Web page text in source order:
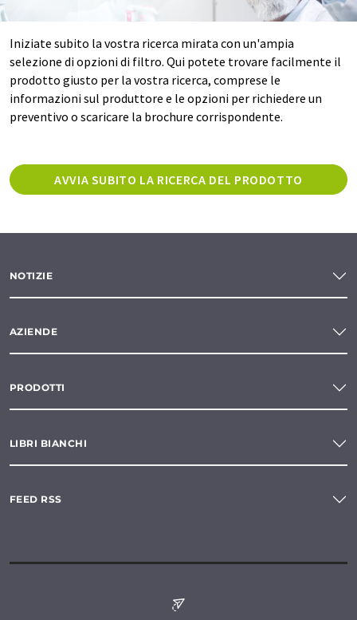
Iniziate subito la vostra ricerca mirata con un'ampia
selezione di opzioni di filtro. Qui potete trovare facilmente il
prodotto giusto per la vostra ricerca, comprese le
informazioni sul produttore e le opzioni per richiedere un
preventivo o scaricare la brochure corrispondente.
AVVIA SUBITO LA RICERCA DEL PRODOTTO
NOTIZIE
AZIENDE
PRODOTTI
LIBRI BIANCHI
FEED RSS